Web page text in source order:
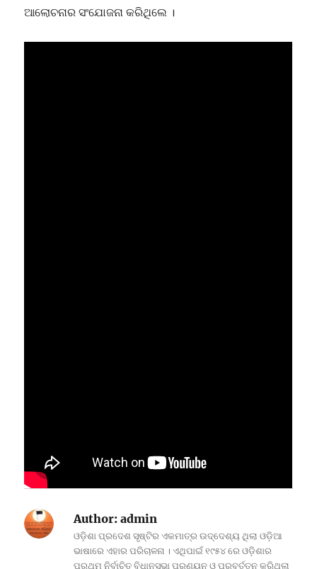
ଆଲୋଚନାର ସଂଯୋଜନା କରିଥିଲେ ।
Author: admin
ଓଡ଼ିଶା ପ୍ରଦେଶ ସୃଷ୍ଟିର ଏକମାତ୍ର ଉଦ୍ଦେଶ୍ୟ ଥିଲା ଓଡ଼ିଆ
ଭାଷାରେ ଏହାର ପରିଚାଳନା । ଏଥିପାଇଁ ୧୯୫୪ ରେ ଓଡ଼ିଶାର
ପ୍ରଥମ ନିର୍ବାଚିତ ବିଧାନସଭା ପ୍ରଣୟନ ଓ ପ୍ରବର୍ତ୍ତନ କରିଥିଲା